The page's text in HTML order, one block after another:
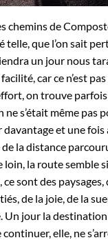
chemins de
telle, que l’on sait
un jour nous
car ce n’est
on trouve
ne s’était même pas
davantage et une fois
la distance
loin, la route semble
sont des paysages,
de la joie, de la
Un jour la
elle, ne